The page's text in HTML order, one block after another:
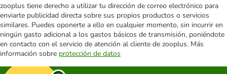
zooplus tiene derecho a utilizar tu dirección de correo electrónico para
enviarte publicidad directa sobre sus propios productos o servicios
similares. Puedes oponerte a ello en cualquier momento, sin incurrir en
ningún gasto adicional a los gastos básicos de transmisión, poniéndote
en contacto con el servicio de atención al cliente de zooplus. Más
información sobre protección de datos